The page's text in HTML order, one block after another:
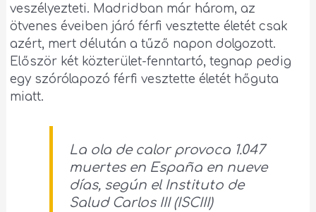
veszélyezteti. Madridban már három, az
ötvenes éveiben járó férfi vesztette életét csak
azért, mert délután a tűző napon dolgozott.
Először két közterület-fenntartó, tegnap pedig
egy szórólapozó férfi vesztette életét hőguta
miatt.
La ola de calor provoca 1.047
muertes en España en nueve
días, según el Instituto de
Salud Carlos III (ISCIII)